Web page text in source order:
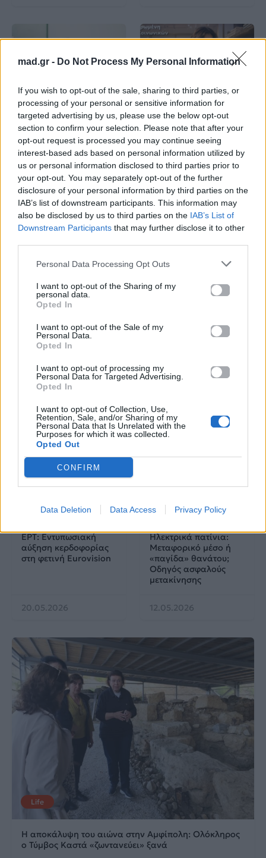
mad.gr - Do Not Process My Personal Information
If you wish to opt-out of the sale, sharing to third parties, or
processing of your personal or sensitive information for
targeted advertising by us, please use the below opt-out
section to confirm your selection. Please note that after your
opt-out request is processed you may continue seeing
interest-based ads based on personal information utilized by
us or personal information disclosed to third parties prior to
your opt-out. You may separately opt-out of the further
disclosure of your personal information by third parties on the
IAB’s list of downstream participants. This information may
also be disclosed by us to third parties on the IAB’s List of
Downstream Participants that may further disclose it to other
Personal Data Processing Opt Outs
I want to opt-out of the Sharing of my
personal data.
Opted In
I want to opt-out of the Sale of my
Personal Data.
Opted In
I want to opt-out of processing my
Personal Data for Targeted Advertising.
Opted In
I want to opt-out of Collection, Use,
Retention, Sale, and/or Sharing of my
Personal Data that Is Unrelated with the
Purposes for which it was collected.
Opted Out
CONFIRM
Data Deletion Data Access Privacy Policy
News
Πανελλαδικές 2026:
Στην κορυφή των
βαθμολογιών η
Λαρισαία Ιωάννα
Παπακώστα με 19.780
μόρια
26.06.2026
Corporate News
Μία κάρτα για όλες τις
προνοιακές παροχές!
26.06.2026
Life
Πού να μην
κολυμπήσεις στην
ακατάλληλες παραλίες
25.06.2026
AKTOR: Δίπλα στους
υποτροφιών
AKTOR4TheFuture
04.06.2026
ΕΡΤ: Εντυπωσιακή
αύξηση κερδοφορίας
στη φετινή Eurovision
20.05.2026
Go out
Ηλεκτρικά πατίνια:
Μεταφορικό μέσο ή
«παγίδα» θανάτου;
Οδηγός ασφαλούς
μετακίνησης
12.05.2026
Life
Η αποκάλυψη του αιώνα στην Αμφίπολη: Ολόκληρος
ο Τύμβος Καστά «ζωντανεύει» ξανά